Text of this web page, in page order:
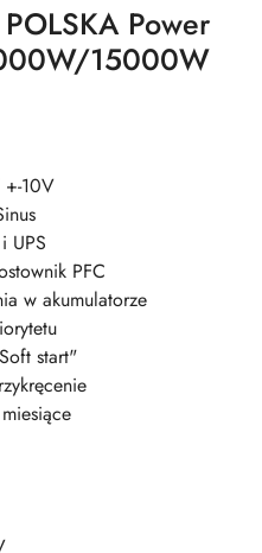
Power
15000W
10V
UPS
PFC
w akumulatorze
start"